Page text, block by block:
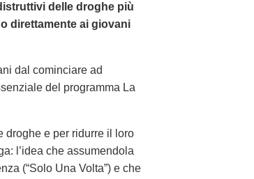
delle droghe più
direttamente ai giovani
dal cominciare ad
del programma La
droghe e per ridurre il loro
l’idea che assumendola
(“Solo Una Volta”) e che